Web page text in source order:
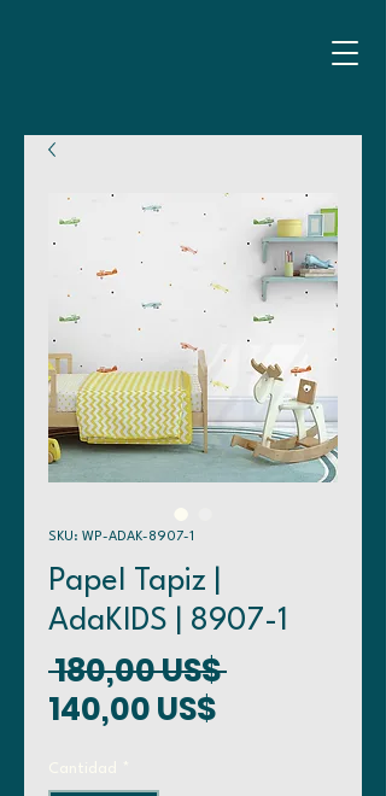
SKU: WP-ADAK-8907-1
Papel Tapiz |
AdaKIDS | 8907-1
180,00 US$ Precio
140,00 US$Precio de